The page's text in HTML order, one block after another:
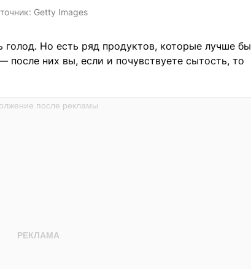
Getty Images
голод. Но есть ряд продуктов, которые лучше бы
них вы, если и почувствуете сытость, то